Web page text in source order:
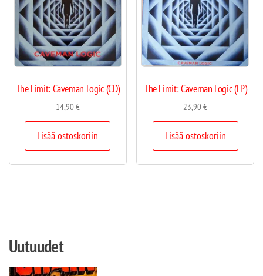
The Limit: Caveman Logic (CD)
14,90€
Lisää ostoskoriin
The Limit: Caveman Logic (LP)
23,90€
Lisää ostoskoriin
Uutuudet